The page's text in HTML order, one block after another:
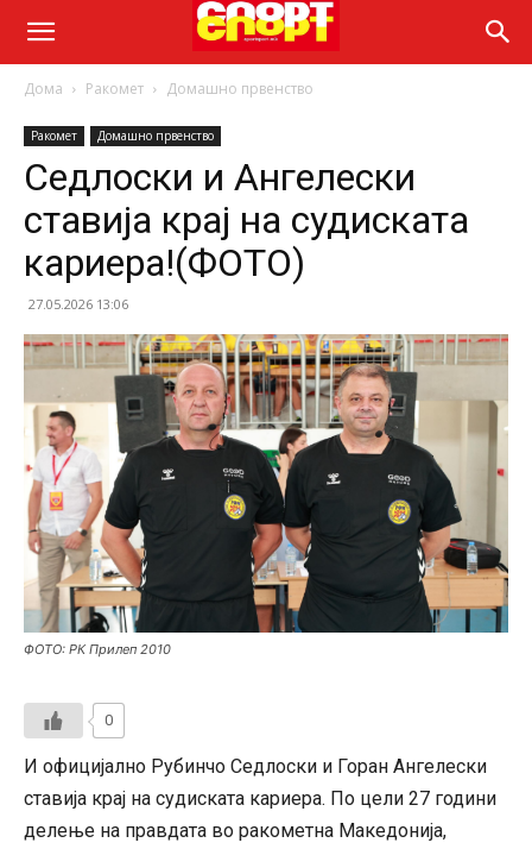
Дома Ракомет Домашно првенство
Ракомет Домашно првенство
Седлоски и Ангелески
ставија крај на судиската
кариера!(ФОТО)
27.05.2026 13:06
ФОТО: РК Прилеп 2010
0
И официјално Рубинчо Седлоски и Горан Ангелески
ставија крај на судиската кариера. По цели 27 години
делење на правдата во ракометна Македонија,